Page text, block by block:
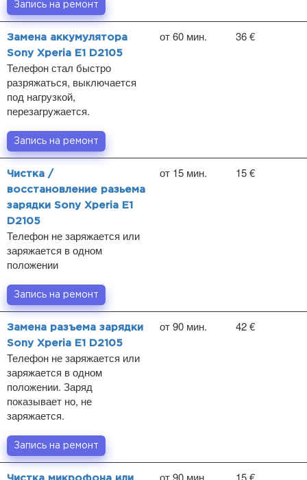
Запись на ремонт
Замена аккумулятора
Sony Xperia E1 D2105
Телефон стал быстро
разряжаться, выключается
под нагрузкой,
перезагружается.
от 60 мин. 36 €
Запись на ремонт
Чистка /
восстановление разьема
зарядки Sony Xperia E1
D2105
Телефон не заряжается или
заряжается в одном
положении
от 15 мин. 15 €
Запись на ремонт
Замена разъема зарядки
Sony Xperia E1 D2105
Телефон не заряжается или
заряжается в одном
положении. Заряд
показывает но, не
заряжается.
от 90 мин. 42 €
Запись на ремонт
от 90 мин. 15 €